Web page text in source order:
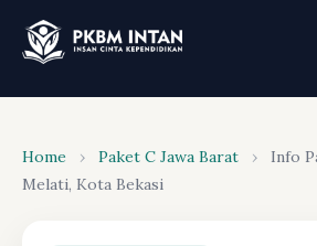
Home › Paket C Jawa Barat ›
Info
Melati, Kota Bekasi